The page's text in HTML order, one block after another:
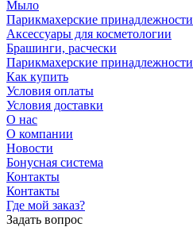
Мыло
Парикмахерские принадлежности
Аксессуары для косметологии
Брашинги, расчески
Парикмахерские принадлежности
Как купить
Условия оплаты
Условия доставки
О нас
О компании
Новости
Бонусная система
Контакты
Контакты
Где мой заказ?
Задать вопрос